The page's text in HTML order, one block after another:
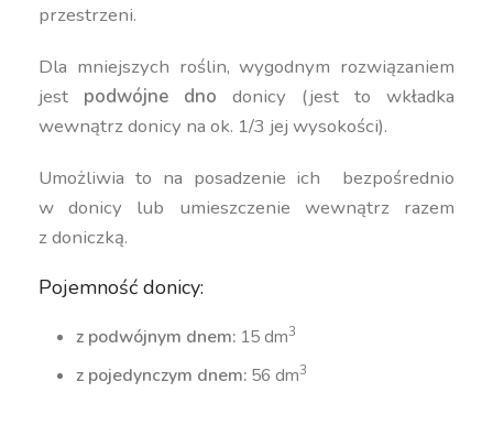
przestrzeni.
Dla mniejszych roślin, wygodnym rozwiązaniem
jest podwójne dno donicy (jest to wkładka
wewnątrz donicy na ok. 1/3 jej wysokości).
Umożliwia to na posadzenie ich bezpośrednio
w donicy lub umieszczenie wewnątrz razem
z doniczką.
Pojemność donicy:
z podwójnym dnem: 15 dm3
z pojedynczym dnem: 56 dm3